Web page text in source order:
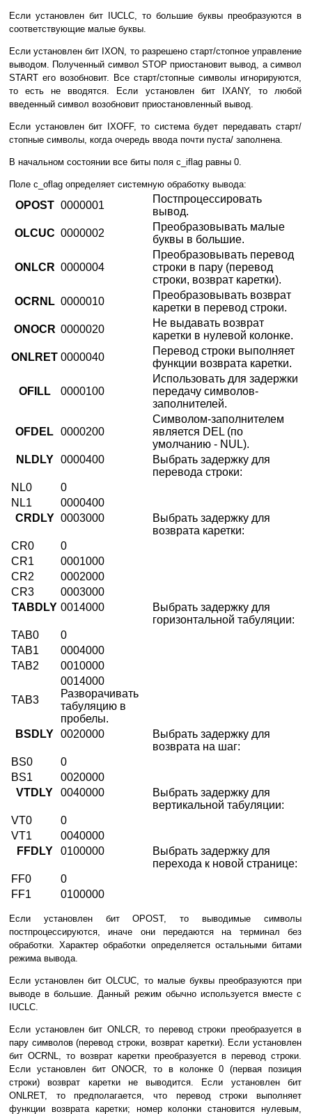
Если установлен бит IUCLC, то большие буквы преобразуются в
соответствующие малые буквы.
Если установлен бит IXON, то разрешено старт/стопное управление
выводом. Полученный символ STOP приостановит вывод, а символ
START его возобновит. Все старт/стопные символы игнорируются,
то есть не вводятся. Если установлен бит IXANY, то любой
введенный символ возобновит приостановленный вывод.
Если установлен бит IXOFF, то система будет передавать старт/
стопные символы, когда очередь ввода почти пуста/ заполнена.
В начальном состоянии все биты поля c_iflag равны 0.
Поле c_oflag определяет системную обработку вывода:
OPOST 0000001
Постпроцессировать
вывод.
OLCUC 0000002
Преобразовывать малые
буквы в большие.
ONLCR 0000004
Преобразовывать перевод
строки в пару (перевод
строки, возврат каретки).
OCRNL 0000010
Преобразовывать возврат
каретки в перевод строки.
ONOCR 0000020
Не выдавать возврат
каретки в нулевой колонке.
ONLRET 0000040
Перевод строки выполняет
функции возврата каретки.
OFILL 0000100
Использовать для задержки
передачу символов-
заполнителей.
OFDEL 0000200
Символом-заполнителем
является DEL (по
умолчанию - NUL).
NLDLY
0000400
Выбрать задержку для
перевода строки:
NL0
0
NL1
0000400
CRDLY 0003000
Выбрать задержку для
возврата каретки:
CR0
0
CR1
0001000
CR2
0002000
CR3
0003000
TABDLY 0014000
Выбрать задержку для
горизонтальной табуляции:
TAB0
0
TAB1
0004000
TAB2
0010000
TAB3
0014000
Разворачивать
табуляцию в
пробелы.
BSDLY 0020000
Выбрать задержку для
возврата на шаг:
BS0
0
BS1
0020000
VTDLY
0040000
Выбрать задержку для
вертикальной табуляции:
VT0
0
VT1
0040000
FFDLY
0100000
Выбрать задержку для
перехода к новой странице:
FF0
0
FF1
0100000
Если установлен бит OPOST, то выводимые символы
постпроцессируются, иначе они передаются на терминал без
обработки. Характер обработки определяется остальными битами
режима вывода.
Если установлен бит OLCUC, то малые буквы преобразуются при
выводе в большие. Данный режим обычно используется вместе с
IUCLC.
Если установлен бит ONLCR, то перевод строки преобразуется в
пару символов (перевод строки, возврат каретки). Если установлен
бит OCRNL, то возврат каретки преобразуется в перевод строки.
Если установлен бит ONOCR, то в колонке 0 (первая позиция
строки) возврат каретки не выводится. Если установлен бит
ONLRET, то предполагается, что перевод строки выполняет
функции возврата каретки; номер колонки становится нулевым,